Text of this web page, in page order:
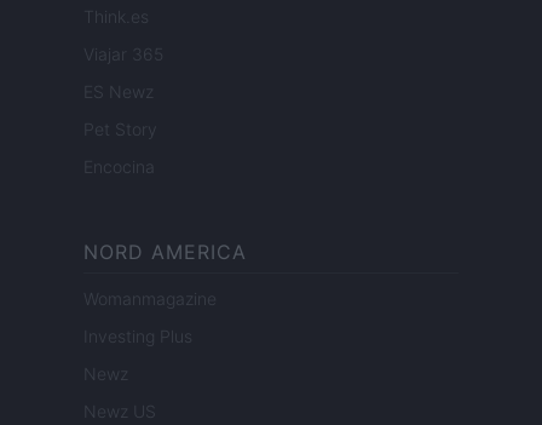
Think.es
Viajar 365
ES Newz
Pet Story
Encocina
NORD AMERICA
Womanmagazine
Investing Plus
Newz
Newz US